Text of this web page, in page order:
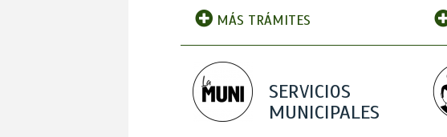
MÁS TRÁMITES
SERVICIOS
MUNICIPALES